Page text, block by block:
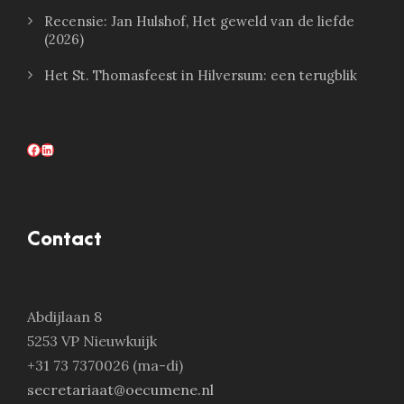
Recensie: Jan Hulshof, Het geweld van de liefde
(2026)
Het St. Thomasfeest in Hilversum: een terugblik
Facebook LinkedIn
Contact
Abdijlaan 8
5253 VP Nieuwkuijk
+31 73 7370026 (ma-di)
secretariaat@oecumene.nl